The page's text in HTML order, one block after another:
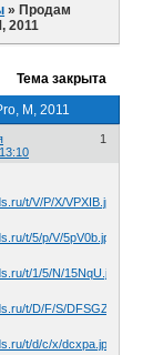
»Продам
2011
М, 2011
Тема закрыта
1